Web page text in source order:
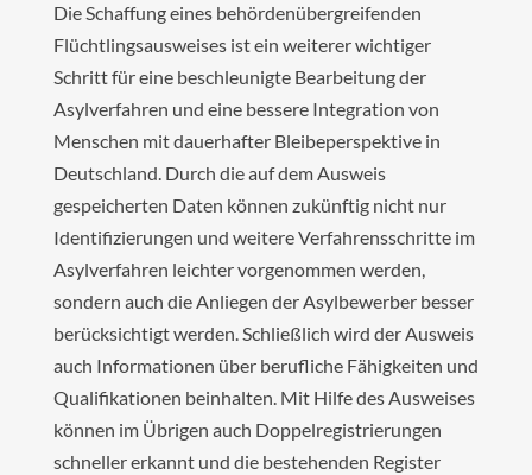
Die Schaffung eines behördenübergreifenden
Flüchtlingsausweises ist ein weiterer wichtiger
Schritt für eine beschleunigte Bearbeitung der
Asylverfahren und eine bessere Integration von
Menschen mit dauerhafter Bleibeperspektive in
Deutschland. Durch die auf dem Ausweis
gespeicherten Daten können zukünftig nicht nur
Identifizierungen und weitere Verfahrensschritte im
Asylverfahren leichter vorgenommen werden,
sondern auch die Anliegen der Asylbewerber besser
berücksichtigt werden. Schließlich wird der Ausweis
auch Informationen über berufliche Fähigkeiten und
Qualifikationen beinhalten. Mit Hilfe des Ausweises
können im Übrigen auch Doppelregistrierungen
schneller erkannt und die bestehenden Register